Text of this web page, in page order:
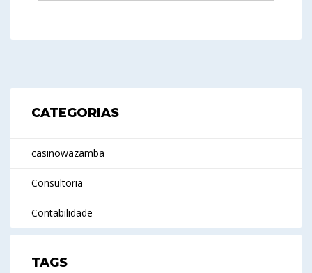
CATEGORIAS
casinowazamba
Consultoria
Contabilidade
TAGS